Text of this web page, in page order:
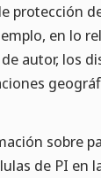
protección
en lo
autor, los
sobre
de PI en